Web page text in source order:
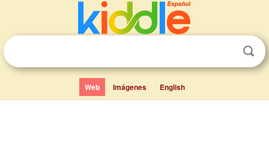
Web Imágenes English